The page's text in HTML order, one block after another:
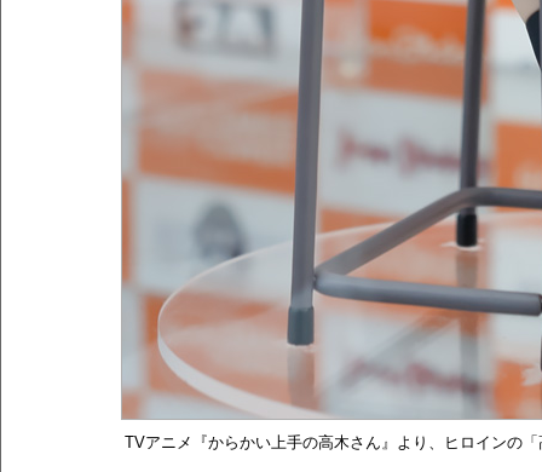
TVアニメ『からかい上手の高木さん』より、ヒロインの